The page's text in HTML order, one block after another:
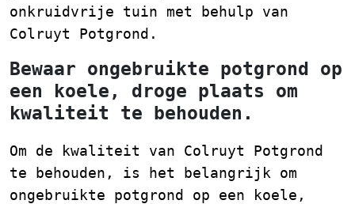
onkruidvrije tuin met behulp van
Colruyt Potgrond.
Bewaar ongebruikte potgrond op
een koele, droge plaats om
kwaliteit te behouden.
Om de kwaliteit van Colruyt Potgrond
te behouden, is het belangrijk om
ongebruikte potgrond op een koele,